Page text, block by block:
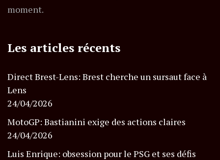
moment.
Les articles récents
Direct Brest-Lens: Brest cherche un sursaut face à
Lens
24/04/2026
MotoGP: Bastianini exige des actions claires
24/04/2026
Luis Enrique: obsession pour le PSG et ses défis